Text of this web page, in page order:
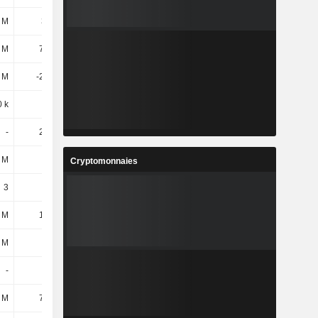
322 M
76,6 M
-23,5 M
k
- 20,5 M
1,6 M
3
14,7 M
-
74,2 M
Cryptomonnaies